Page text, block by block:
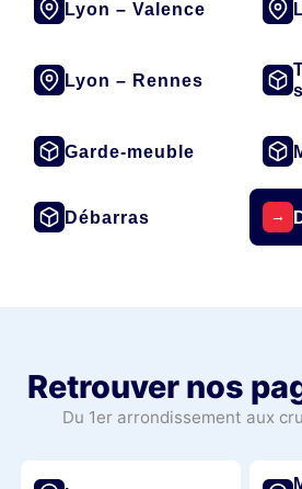
Lyon – Valence
Lyon – Rennes
Garde-meuble
Débarras →
Retrouver nos
Du 1er arrondissement aux